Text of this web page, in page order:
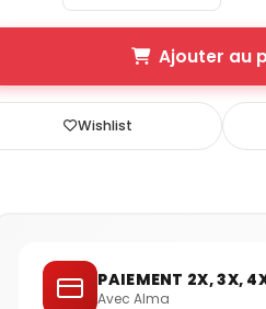
Ajouter au
Wishlist
PAIEMENT 2X, 3X,
Avec Alma